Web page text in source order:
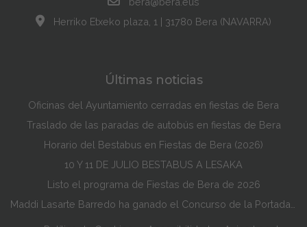
Herriko Etxeko plaza, 1 | 31780 Bera (NAVARRA)
Últimas noticias
Oficinas del Ayuntamiento cerradas en fiestas de Bera
Traslado de las paradas de autobús en fiestas de Bera
Horario del Bestabus en Fiestas de Bera (2026)
10 Y 11 DE JULIO BESTABUS A LESAKA
Listo el programa de Fiestas de Bera de 2026